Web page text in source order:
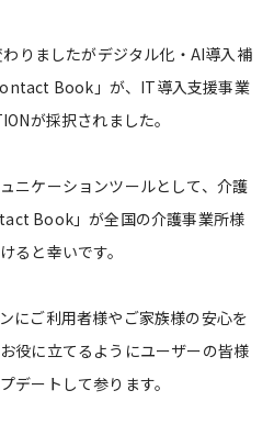
りましたがデジタル化・AI導入補
Book」が、IT導入支援事業
が採択されました。
ニケーションツールとして、介護
Book」が全国の介護事業所様
ると幸いです。
にご利用者様やご家族様の安心を
役に立てるようにユーザーの皆様
デートして参ります。